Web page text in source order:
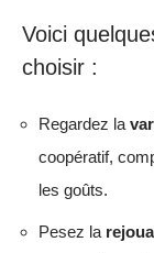
Voici
choisir :
Regardez la
coopératif,
les goûts.
Pesez la